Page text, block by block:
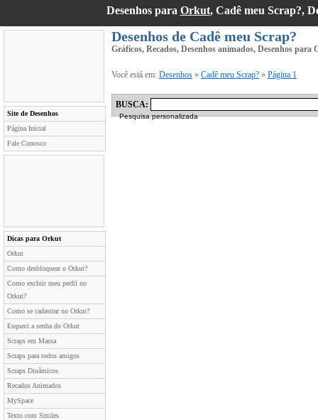
Desenhos para Orkut, Cadê meu Scrap?,
Site de Desenhos
Página Inicial
Fale Conosco
Dicas para Orkut
Orkut
Como desbloquear o Orkut?
Como excluir meu perfil no
Orkut?
Como se cadastrar no Orkut?
Esqueci a senha do Orkut
Scraps em Massa
Scraps para todos amigos
Scraps Dinâmicos
Recados Animados
MySpace
Texto com Smiles
Desenhos de Cadê meu Scrap?
Gráficos, Recados, Desenhos animados, Desenhos
Você está em: Desenhos » Cadê meu Scrap? » Página 1
BUSCA:
Pesquisa personalizada